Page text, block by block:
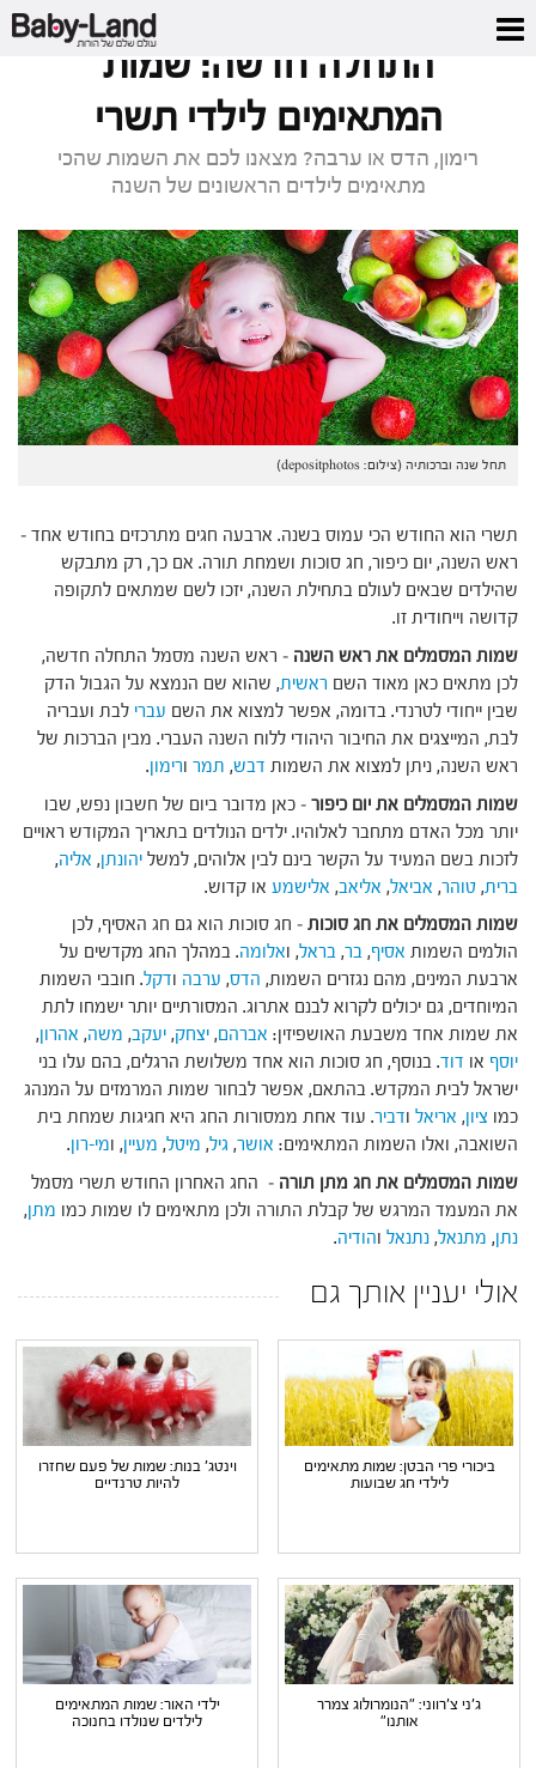
דף הבית התחלה חדשה: שמות המתאימים לילדי תשרי
התחלה חדשה: שמות
המתאימים לילדי תשרי
רימון, הדס או ערבה? מצאנו לכם את השמות שהכי
מתאימים לילדים הראשונים של השנה
תחל שנה וברכותיה (צילום: depositphotos)
תשרי הוא החודש הכי עמוס בשנה. ארבעה חגים מתרכזים בחודש אחד –
ראש השנה, יום כיפור, חג סוכות ושמחת תורה. אם כך, רק מתבקש
שהילדים שבאים לעולם בתחילת השנה, יזכו לשם שמתאים לתקופה
קדושה וייחודית זו.
שמות המסמלים את ראש השנה – ראש השנה מסמל התחלה חדשה,
לכן מתאים כאן מאוד השם ראשית, שהוא שם הנמצא על הגבול הדק
שבין ייחודי לטרנדי. בדומה, אפשר למצוא את השם עברי לבת ועבריה
לבת, המייצגים את החיבור היהודי ללוח השנה העברי. מבין הברכות של
ראש השנה, ניתן למצוא את השמות דבש, תמר ורימון.
שמות המסמלים את יום כיפור – כאן מדובר ביום של חשבון נפש, שבו
יותר מכל האדם מתחבר לאלוהיו. ילדים הנולדים בתאריך המקודש ראויים
לזכות בשם המעיד על הקשר בינם לבין אלוהים, למשל יהונתן, אליה,
ברית, טוהר, אביאל, אליאב, אלישמע או קדוש.
שמות המסמלים את חג סוכות – חג סוכות הוא גם חג האסיף, לכן
הולמים השמות אסיף, בר, בראל, ואלומה. במהלך החג מקדשים על
ארבעת המינים, מהם נגזרים השמות, הדס, ערבה ודקל. חובבי השמות
המיוחדים, גם יכולים לקרוא לבנם אתרוג. המסורתיים יותר ישמחו לתת
את שמות אחד משבעת האושפיזין: אברהם, יצחק, יעקב, משה, אהרון,
יוסף או דוד. בנוסף, חג סוכות הוא אחד משלושת הרגלים, בהם עלו בני
ישראל לבית המקדש. בהתאם, אפשר לבחור שמות המרמזים על המנהג
כמו ציון, אריאל ודביר. עוד אחת ממסורות החג היא חגיגות שמחת בית
השואבה, ואלו השמות המתאימים: אושר, גיל, מיטל, מעיין, ומי-רון.
שמות המסמלים את חג מתן תורה – החג האחרון החודש תשרי מסמל
את המעמד המרגש של קבלת התורה ולכן מתאימים לו שמות כמו מתן,
נתן, מתנאל, נתנאל והודיה.
אולי יעניין אותך גם
ביכורי פרי הבטן: שמות מתאימים
לילדי חג שבועות
וינטג' בנות: שמות של פעם שחזרו
להיות טרנדיים
ג'ני צ'רווני: "הנומרולוג צמרר
אותנו"
ילדי האור: שמות המתאימים
לילדים שנולדו בחנוכה